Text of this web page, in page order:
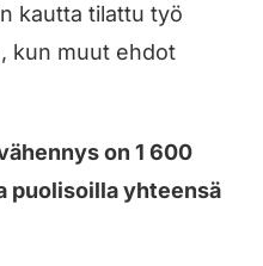
kautta tilattu työ
kun muut ehdot
on 1 600
puolisoilla yhteensä